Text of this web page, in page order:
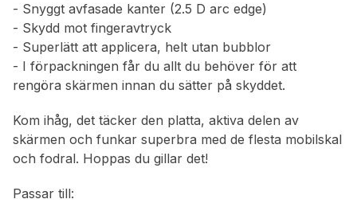
- Snyggt avfasade kanter (2.5 D arc edge)
- Skydd mot fingeravtryck
- Superlätt att applicera, helt utan bubblor
- I förpackningen får du allt du behöver för att
rengöra skärmen innan du sätter på skyddet.
Kom ihåg, det täcker den platta, aktiva delen av
skärmen och funkar superbra med de flesta mobilskal
och fodral. Hoppas du gillar det!
Passar till: